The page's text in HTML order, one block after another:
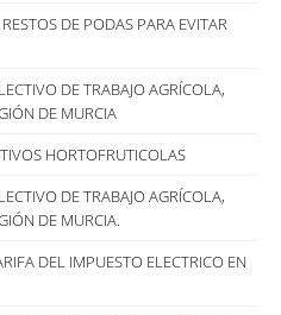
DE PODAS PARA EVITAR
DE TRABAJO AGRÍCOLA,
DE MURCIA
HORTOFRUTICOLAS
DE TRABAJO AGRÍCOLA,
DE MURCIA.
DEL IMPUESTO ELECTRICO EN